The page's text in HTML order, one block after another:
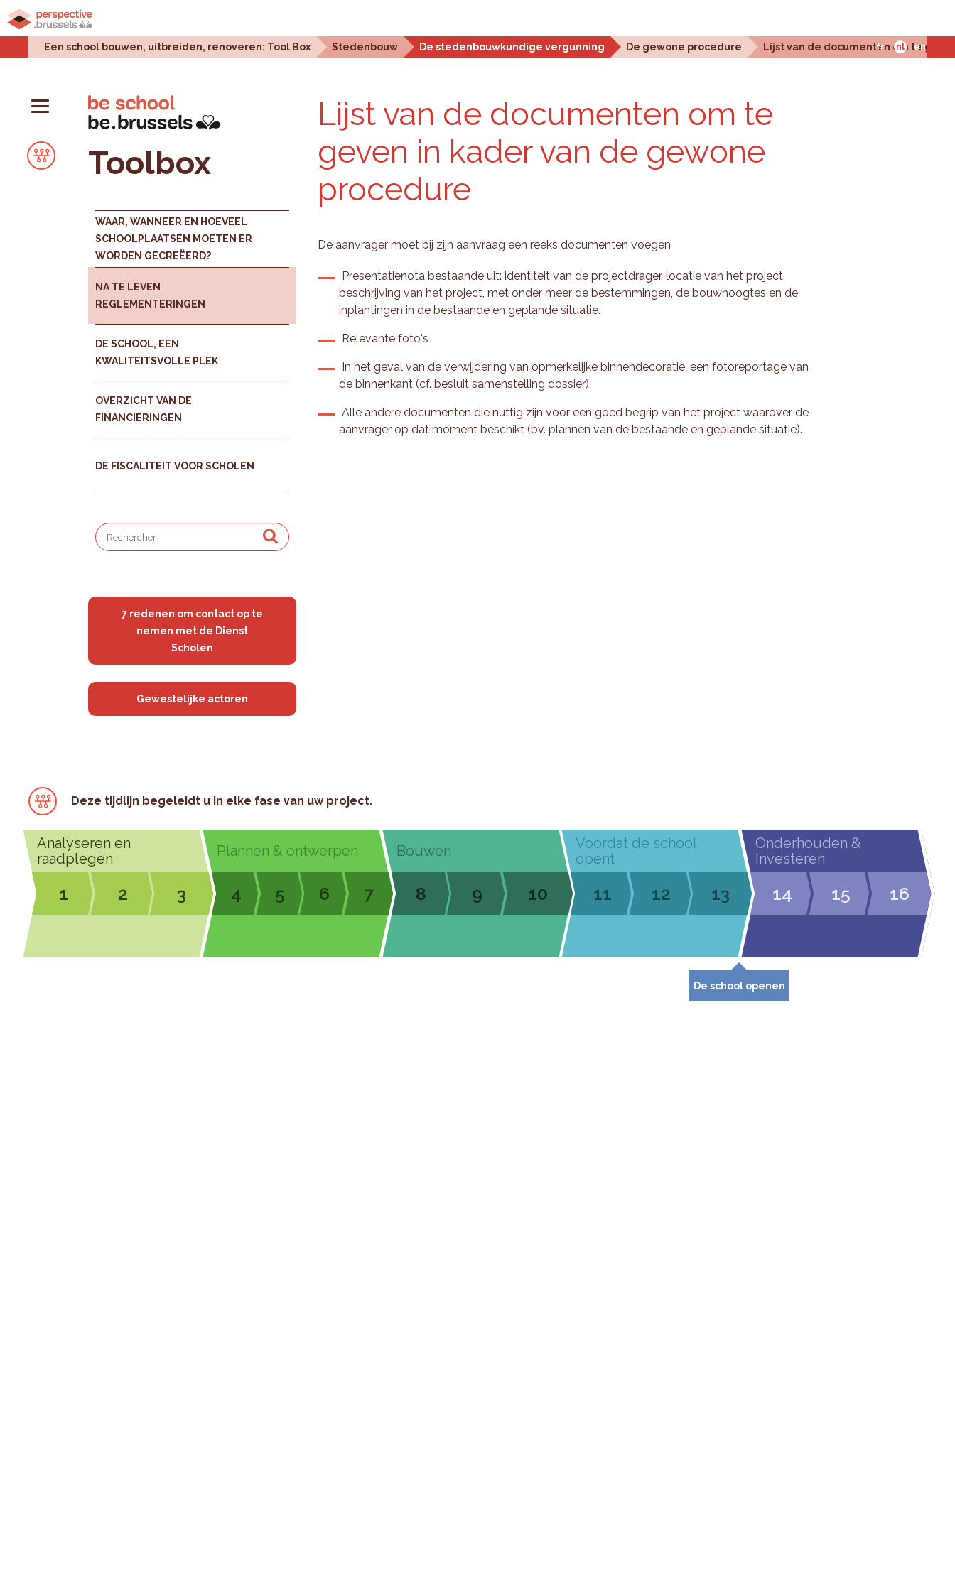
Home Stadsprojecten
Een school bouwen, uitbreiden, renoveren: Tool Box Stedenbouw De stedenbouwkundige vergunning De gewone procedure Lijst van de documenten om te
fr nl en
Toolbox
WAAR, WANNEER EN HOEVEEL
SCHOOLPLAATSEN MOETEN ER
WORDEN GECREËERD?
NA TE LEVEN
REGLEMENTERINGEN
DE SCHOOL, EEN
KWALITEITSVOLLE PLEK
OVERZICHT VAN DE
FINANCIERINGEN
DE FISCALITEIT VOOR SCHOLEN
7 redenen om contact op te
nemen met de Dienst
Scholen
Gewestelijke actoren
Lijst van de do­cu­men­ten om te
geven in kader van de ge­wo­ne
pro­ce­du­re
De aanvrager moet bij zijn aanvraag een reeks documenten voegen
Presentatienota bestaande uit: identiteit van de projectdrager, locatie van het project,
beschrijving van het project, met onder meer de bestemmingen, de bouwhoogtes en de
inplantingen in de bestaande en geplande situatie.
Relevante foto's
In het geval van de verwijdering van opmerkelijke binnendecoratie, een fotoreportage van
de binnenkant (cf. besluit samenstelling dossier).
Alle andere documenten die nuttig zijn voor een goed begrip van het project waarover de
aanvrager op dat moment beschikt (bv. plannen van de bestaande en geplande situatie).
Deze tijdlijn begeleidt u in elke fase van uw project.
Analyseren en
raadplegen
1 2 3
Plannen & ontwerpen
4 5 6 7
Bouwen
8 9 10
Voordat de school
opent
11 12 13
De school openen
Onderhouden &
Investeren
14 15 16